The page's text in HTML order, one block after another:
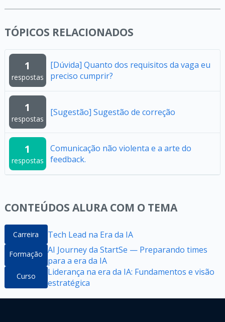
TÓPICOS RELACIONADOS
1
respostas
[Dúvida] Quanto dos requisitos da vaga eu
preciso cumprir?
1
respostas
[Sugestão] Sugestão de correção
1
respostas
Comunicação não violenta e a arte do
feedback.
CONTEÚDOS ALURA COM O TEMA
Carreira Tech Lead na Era da IA
Formação AI Journey da StartSe — Preparando times
para a era da IA
Curso
Liderança na era da IA: Fundamentos e visão
estratégica​